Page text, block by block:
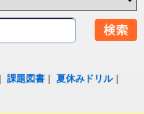
｜課題図書 ｜夏休みドリル｜